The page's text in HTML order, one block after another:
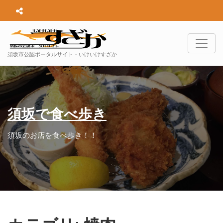
須坂市公認ポータルサイト・いけいけすざか
須坂で食べ歩き
須坂のお店を食べ歩き！！